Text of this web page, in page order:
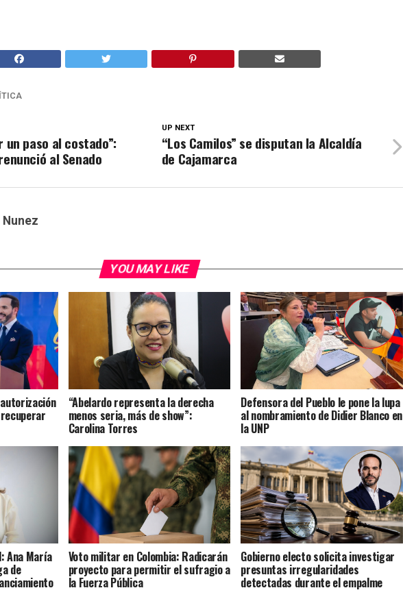
UP NEXT
“Los Camilos” se disputan la Alcaldía
de Cajamarca
paso al costado”:
al Senado
YOU MAY LIKE
“Abelardo representa la derecha
menos seria, más de show”:
Carolina Torres
Defensora del Pueblo le pone la lupa
al nombramiento de Didier Blanco en
la UNP
Ana María
de
Voto militar en Colombia: Radicarán
proyecto para permitir el sufragio a
la Fuerza Pública
Gobierno electo solicita investigar
presuntas irregularidades
detectadas durante el empalme